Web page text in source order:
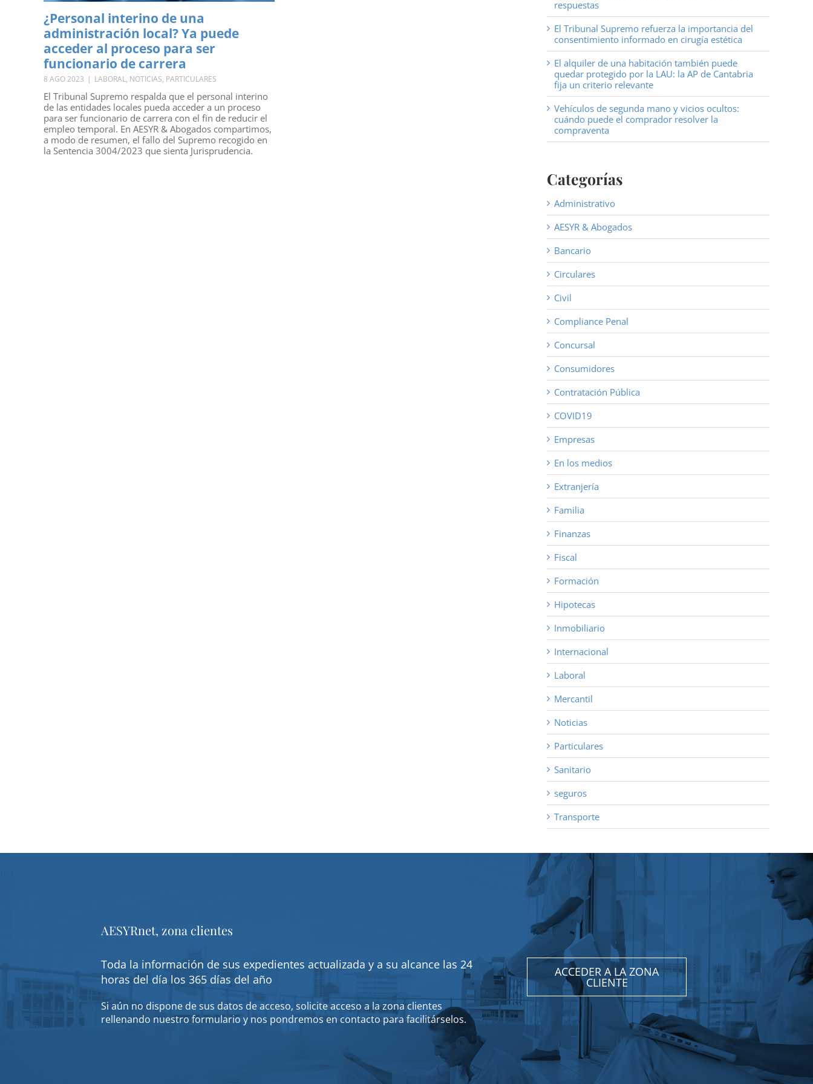
¿Personal interino de una
administración local? Ya puede
acceder al proceso para ser
funcionario de carrera
8 AGO 2023 | LABORAL, NOTICIAS, PARTICULARES
El Tribunal Supremo respalda que el personal interino
de las entidades locales pueda acceder a un proceso
para ser funcionario de carrera con el fin de reducir el
empleo temporal. En AESYR & Abogados compartimos,
a modo de resumen, el fallo del Supremo recogido en
la Sentencia 3004/2023 que sienta Jurisprudencia.
respuestas
El Tribunal Supremo refuerza la importancia del
consentimiento informado en cirugía estética
El alquiler de una habitación también puede
quedar protegido por la LAU: la AP de Cantabria
fija un criterio relevante
Vehículos de segunda mano y vicios ocultos:
cuándo puede el comprador resolver la
compraventa
Categorías
Administrativo
AESYR & Abogados
Bancario
Circulares
Civil
Compliance Penal
Concursal
Consumidores
Contratación Pública
COVID19
Empresas
En los medios
Extranjería
Familia
Finanzas
Fiscal
Formación
Hipotecas
Inmobiliario
Internacional
Laboral
Mercantil
Noticias
Particulares
Sanitario
seguros
Transporte
AESYRnet, zona clientes
Toda la información de sus expedientes actualizada y a su alcance las 24
horas del día los 365 días del año
Si aún no dispone de sus datos de acceso, solicite acceso a la zona clientes
rellenando nuestro formulario y nos pondremos en contacto para facilitárselos.
ACCEDER A LA ZONA
CLIENTE